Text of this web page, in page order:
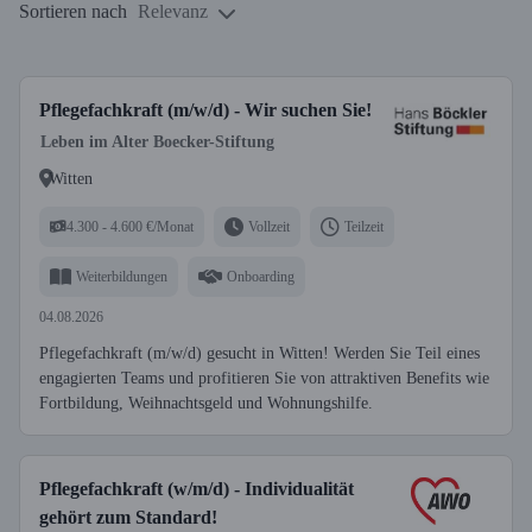
Sortieren nach Relevanz
Pflegefachkraft (m/w/d) - Wir suchen Sie!
Leben im Alter Boecker-Stiftung
Witten
4.300 - 4.600 €/Monat Vollzeit Teilzeit
Weiterbildungen Onboarding
04.08.2026
Pflegefachkraft (m/w/d) gesucht in Witten! Werden Sie Teil eines
engagierten Teams und profitieren Sie von attraktiven Benefits wie
Fortbildung, Weihnachtsgeld und Woh­nungshilfe.
Pflegefachkraft (w/m/d) - Individualität
gehört zum Standard!